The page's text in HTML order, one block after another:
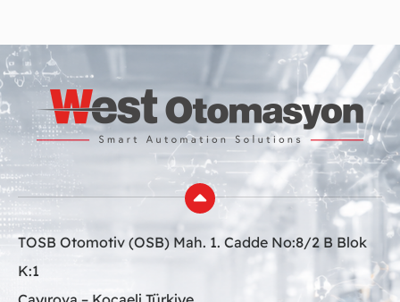
TOSB Otomotiv (OSB) Mah. 1. Cadde No:8/2 B Blok
K:1